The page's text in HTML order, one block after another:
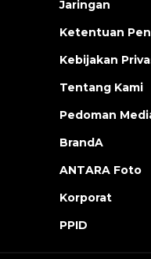
Jaringan
Ketentuan
Kebijakan
Tentang Kami
Pedoman
BrandA
ANTARA Foto
Korporat
PPID